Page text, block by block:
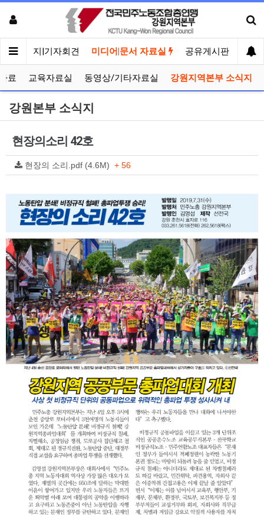
인 공지|기자회견 미디어|문서 자료실 공유게시판 선
료 교육자료실 동영상/기타자료실 강원지역본부 소식지
강원본부 소식지
현장의소리 42호
현장의 소리.pdf (4.6M) + 56